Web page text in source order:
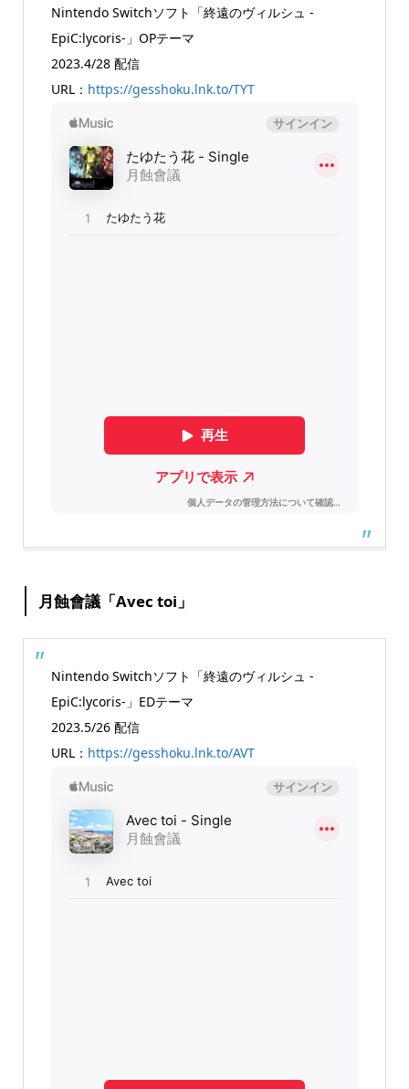
Nintendo Switchソフト「終遠のヴィルシュ -
EpiC:lycoris-」OPテーマ
2023.4/28 配信
URL： https://gesshoku.lnk.to/TYT
月蝕會議「Avec toi」
Nintendo Switchソフト「終遠のヴィルシュ -
EpiC:lycoris-」EDテーマ
2023.5/26 配信
URL： https://gesshoku.lnk.to/AVT